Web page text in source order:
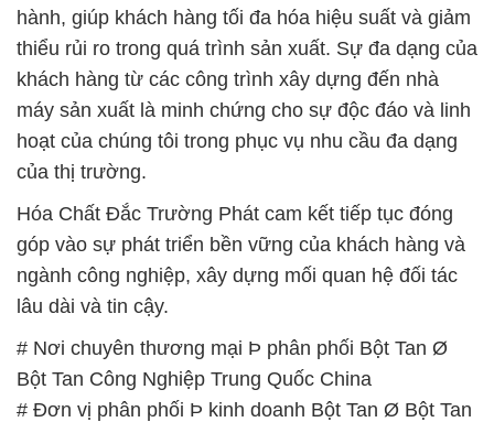
hành, giúp khách hàng tối đa hóa hiệu suất và giảm
thiểu rủi ro trong quá trình sản xuất. Sự đa dạng của
khách hàng từ các công trình xây dựng đến nhà
máy sản xuất là minh chứng cho sự độc đáo và linh
hoạt của chúng tôi trong phục vụ nhu cầu đa dạng
của thị trường.
Hóa Chất Đắc Trường Phát cam kết tiếp tục đóng
góp vào sự phát triển bền vững của khách hàng và
ngành công nghiệp, xây dựng mối quan hệ đối tác
lâu dài và tin cậy.
# Nơi chuyên thương mại Þ phân phối Bột Tan Ø
Bột Tan Công Nghiệp Trung Quốc China
# Đơn vị phân phối Þ kinh doanh Bột Tan Ø Bột Tan